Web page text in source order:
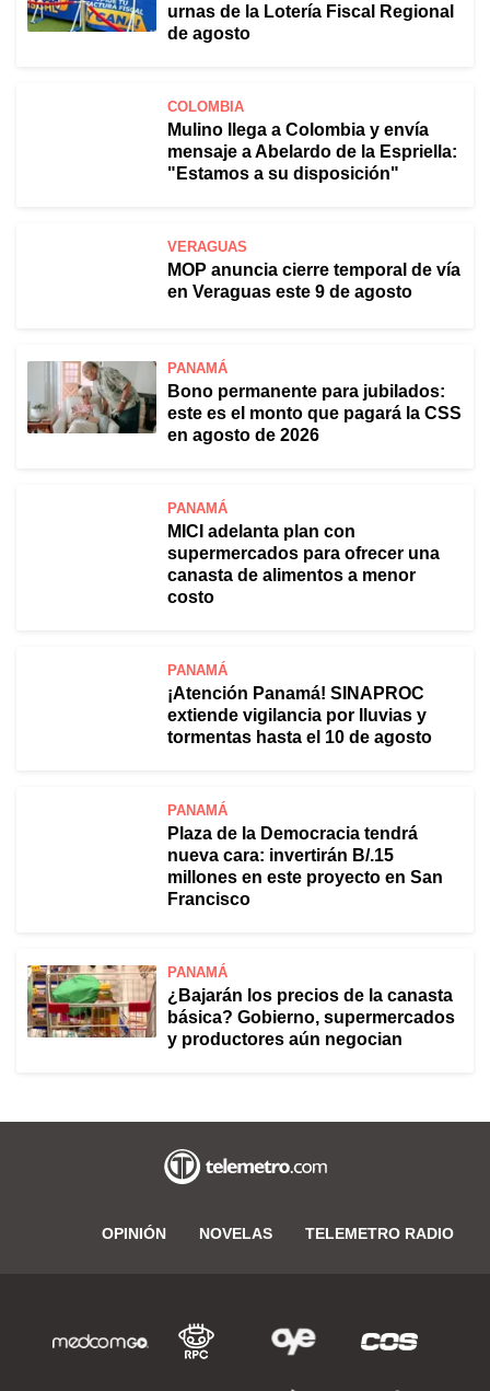
urnas de la Lotería Fiscal Regional
de agosto
COLOMBIA
Mulino llega a Colombia y envía
mensaje a Abelardo de la Espriella:
"Estamos a su disposición"
VERAGUAS
MOP anuncia cierre temporal de vía
en Veraguas este 9 de agosto
PANAMÁ
Bono permanente para jubilados:
este es el monto que pagará la CSS
en agosto de 2026
PANAMÁ
MICI adelanta plan con
supermercados para ofrecer una
canasta de alimentos a menor
costo
PANAMÁ
¡Atención Panamá! SINAPROC
extiende vigilancia por lluvias y
tormentas hasta el 10 de agosto
PANAMÁ
Plaza de la Democracia tendrá
nueva cara: invertirán B/.15
millones en este proyecto en San
Francisco
PANAMÁ
¿Bajarán los precios de la canasta
básica? Gobierno, supermercados
y productores aún negocian
OPINIÓN NOVELAS TELEMETRO RADIO